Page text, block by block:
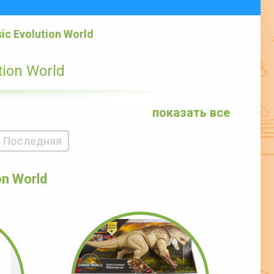
Evolution World
World
показать все
Последняя
World